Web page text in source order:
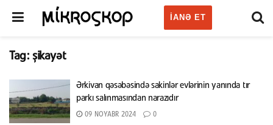
IANƏ ET
Tag: şikayət
Ərkivan qəsəbəsində sakinlər evlərinin yanında tır
parkı salınmasından narazıdır
09 NOYABR 2024 0